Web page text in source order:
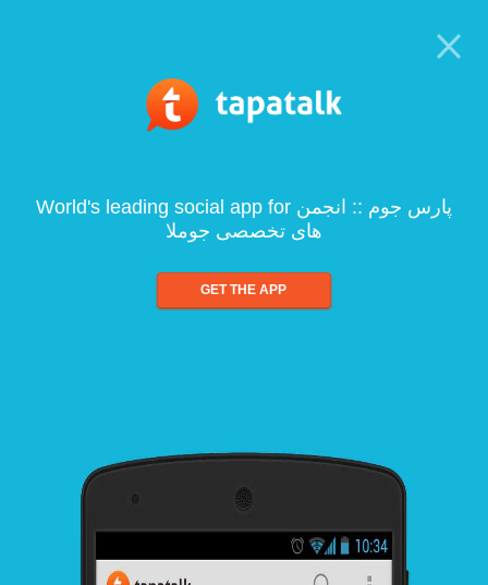
World's leading social app for پارس جوم :: انجمن
های تخصصی جوملا
GET THE APP